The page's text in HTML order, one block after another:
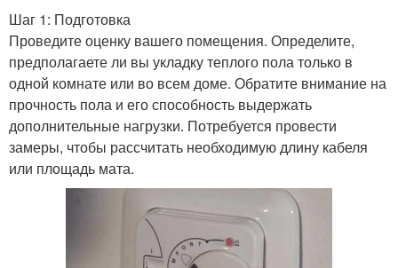
Шаг 1: Подготовка
Проведите оценку вашего помещения. Определите,
предполагаете ли вы укладку теплого пола только в
одной комнате или во всем доме. Обратите внимание на
прочность пола и его способность выдержать
дополнительные нагрузки. Потребуется провести
замеры, чтобы рассчитать необходимую длину кабеля
или площадь мата.